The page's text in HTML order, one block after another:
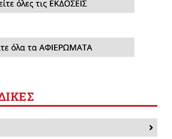
όλες τις ΕΚΔΟΣΕΙΣ
όλα τα ΑΦΙΕΡΩΜΑΤΑ